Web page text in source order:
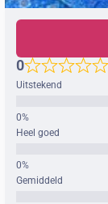
0
Uitstekend
Heel goed
Gemiddeld